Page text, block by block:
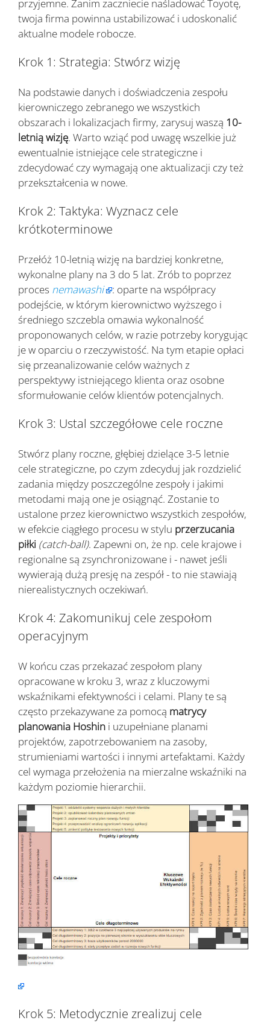
przyjemne. Zanim zaczniecie naśladować Toyotę,
twoja firma powinna ustabilizować i udoskonalić
aktualne modele robocze.
Krok 1: Strategia: Stwórz wizję
Na podstawie danych i doświadczenia zespołu
kierowniczego zebranego we wszystkich
obszarach i lokalizacjach firmy, zarysuj waszą 10-
letnią wizję. Warto wziąć pod uwagę wszelkie już
ewentualnie istniejące cele strategiczne i
zdecydować czy wymagają one aktualizacji czy też
przekształcenia w nowe.
Krok 2: Taktyka: Wyznacz cele
krótkoterminowe
Przełóż 10-letnią wizję na bardziej konkretne,
wykonalne plany na 3 do 5 lat. Zrób to poprzez
proces nemawashi
: oparte na współpracy
podejście, w którym kierownictwo wyższego i
średniego szczebla omawia wykonalność
proponowanych celów, w razie potrzeby korygując
je w oparciu o rzeczywistość. Na tym etapie opłaci
się przeanalizowanie celów ważnych z
perspektywy istniejącego klienta oraz osobne
sformułowanie celów klientów potencjalnych.
Krok 3: Ustal szczegółowe cele roczne
Stwórz plany roczne, głębiej dzielące 3-5 letnie
cele strategiczne, po czym zdecyduj jak rozdzielić
zadania między poszczególne zespoły i jakimi
metodami mają one je osiągnąć. Zostanie to
ustalone przez kierownictwo wszystkich zespołów,
w efekcie ciągłego procesu w stylu przerzucania
piłki (catch-ball). Zapewni on, że np. cele krajowe i
regionalne są zsynchronizowane i - nawet jeśli
wywierają dużą presję na zespół - to nie stawiają
nierealistycznych oczekiwań.
Krok 4: Zakomunikuj cele zespołom
operacyjnym
W końcu czas przekazać zespołom plany
opracowane w kroku 3, wraz z kluczowymi
wskaźnikami efektywności i celami. Plany te są
często przekazywane za pomocą matrycy
planowania Hoshin i uzupełniane planami
projektów, zapotrzebowaniem na zasoby,
strumieniami wartości i innymi artefaktami. Każdy
cel wymaga przełożenia na mierzalne wskaźniki na
każdym poziomie hierarchii.
Krok 5: Metodycznie zrealizuj cele